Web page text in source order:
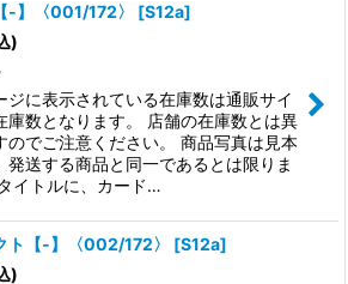
-】〈001/172〉 [S12a]
)
ジに表示されている在庫数は通販サイ
庫数となります。 店舗の在庫数とは異
のでご注意ください。 商品写真は見本
発送する商品と同一であるとは限りま
イトルに、カード…
ト【-】〈002/172〉 [S12a]
)